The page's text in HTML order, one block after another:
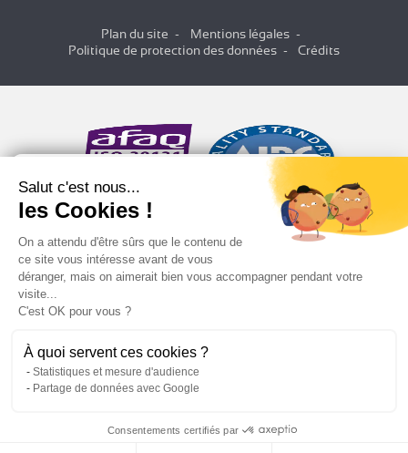
Plan du site
Mentions légales
Politique de protection des données
Crédits
Salut c'est nous...
les Cookies !
On a attendu d'être sûrs que le contenu de
ce site vous intéresse avant de vous
déranger, mais on aimerait bien vous accompagner pendant votre
visite...
C'est OK pour vous ?
À quoi servent ces cookies ?
Statistiques et mesure d'audience
Partage de données avec Google
Consentements certifiés par